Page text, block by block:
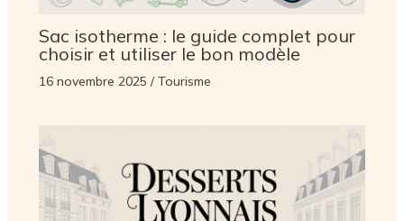
Sac isotherme : le guide complet pour
choisir et utiliser le bon modèle
16 novembre 2025 /Tourisme